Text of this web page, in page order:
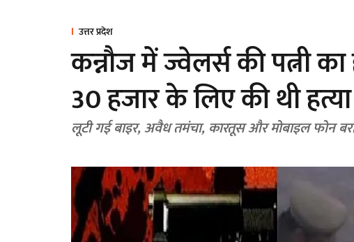
उत्तर प्रदेश
कन्नौज में ज्वेलर्स की पत्नी
30 हजार के लिए की थी हत्या
लूटी गई बाइर, अवैध तमंचा, कारतूस और मोबाइल फोन